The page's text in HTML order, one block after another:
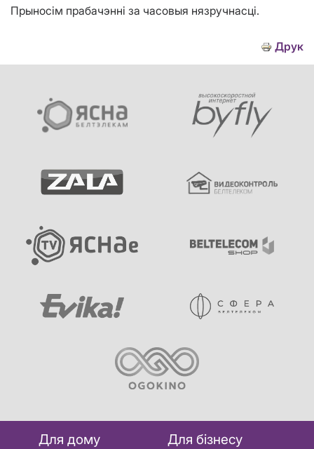
Прыносім прабачэнні за часовыя нязручнасці.
Друк
Для дому Для бізнесу